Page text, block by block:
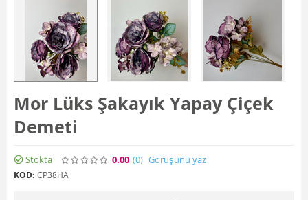
Mor Lüks Şakayık Yapay Çiçek
Demeti
Stokta 0.00 (0) Görüşünü yaz
KOD: CP38HA